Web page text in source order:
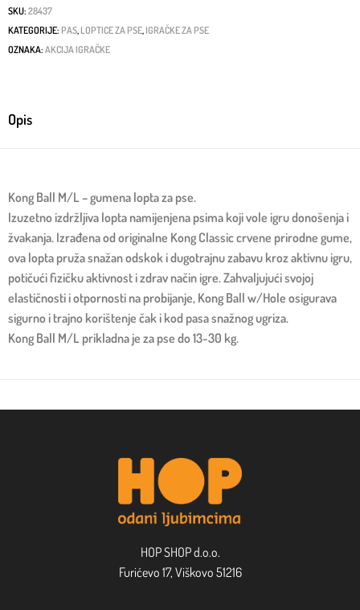
SKU: 28437
KATEGORIJE: PAS, LOPTICE ZA PSE, IGRAČKE ZA PSE
OZNAKA: AKCIJA IGRAČKE
Opis
Kong Ball M/L – gumena lopta za pse.
Izuzetno izdržljiva lopta namijenjena psima koji vole igru donošenja i
žvakanja. Izrađena od originalne Kong Classic crvene prirodne gume,
ova lopta pruža snažan odskok i dugotrajnu zabavu kroz aktivnu igru,
potičući fizičku aktivnost i zdrav način igre. Zahvaljujući svojoj
elastičnosti i otpornosti na probijanje, Kong Ball w/Hole osigurava
sigurno i trajno korištenje čak i kod pasa snažnog ugriza.
Kong Ball M/L prikladna je za pse do 13-30 kg.
HOP SHOP d.o.o.
Furićevo 17, Viškovo 51216